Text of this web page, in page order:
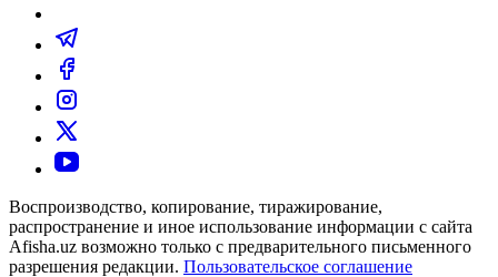
Воспроизводство, копирование, тиражирование,
распространение и иное использование информации с сайта
Afisha.uz возможно только с предварительного письменного
разрешения редакции. Пользовательское соглашение